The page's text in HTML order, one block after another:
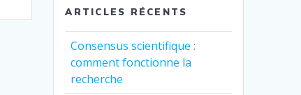
ARTICLES RÉCENTS
Consensus scientifique :
comment fonctionne la
recherche